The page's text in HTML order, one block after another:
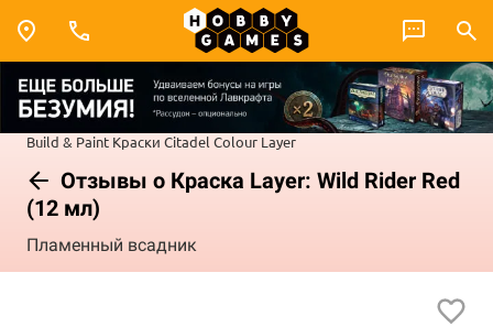
Build & Paint Краски Citadel Colour Layer
Отзывы о Краска Layer: Wild Rider Red
(12 мл)
Пламенный всадник